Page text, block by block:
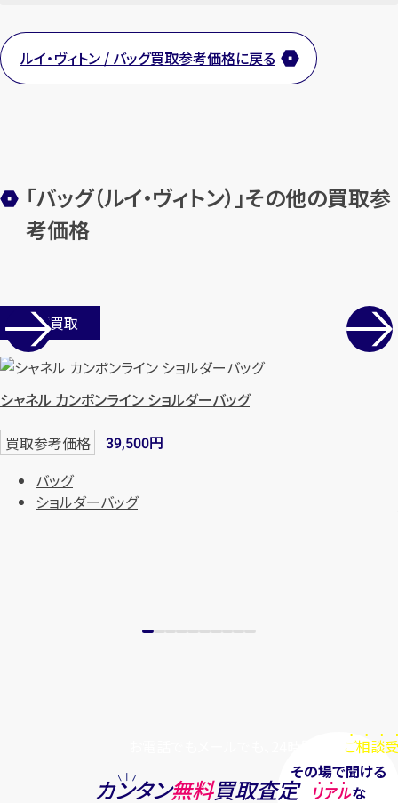
まずはお電話で無料査定
【総合受付】24時間・年中無休(年末年
ルイ・ヴィトン / バッグ買取参考価格に戻る
「バッグ（ルイ・ヴィトン）」その他の買取参
考価格
店舗買取
シャネル カンボンライン ショルダーバッグ
買取参考価格 39,500円
バッグ
ショルダーバッグ
ご相談
その場で聞ける
リアルな
カンタン無料買取査定